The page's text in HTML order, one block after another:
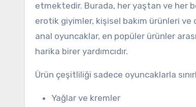
etmektedir. Burada, her yaştan ve her
erotik giyimler, kişisel bakım ürünleri ve
anal oyuncaklar, en popüler ürünler
harika birer yardımcıdır.
Ürün çeşitliliği sadece oyuncaklarla
Yağlar ve kremler